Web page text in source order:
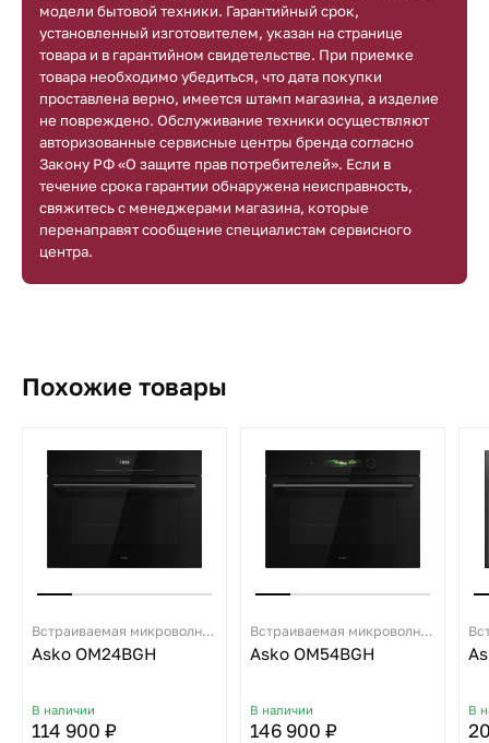
модели бытовой техники. Гарантийный срок,
установленный изготовителем, указан на странице
товара и в гарантийном свидетельстве. При приемке
товара необходимо убедиться, что дата покупки
проставлена верно, имеется штамп магазина, а изделие
не повреждено. Обслуживание техники осуществляют
авторизованные сервисные центры бренда согласно
Закону РФ «О защите прав потребителей». Если в
течение срока гарантии обнаружена неисправность,
свяжитесь с менеджерами магазина, которые
перенаправят сообщение специалистам сервисного
центра.
Похожие товары
Встраиваемая микроволновая печь
Asko OM24BGH
В наличии
114 900 ₽
Встраиваемая микроволновая печь
Asko OM54BGH
В наличии
146 900 ₽
В